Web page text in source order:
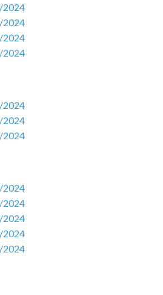
2024
2024
2024
2024
2024
2024
2024
2024
2024
2024
2024
2024